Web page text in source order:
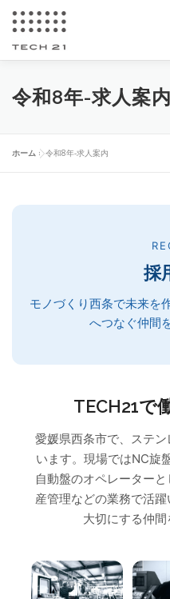
加工紹介 会社情報
求人案内
令和8年-求人案内
ホーム »令和8年-求人案内
採
モノづくり西条で未来を作
へつなぐ仲間
TECH21で
愛媛県西条市で、ステ
います。現場ではNC旋
自動盤のオペレーター
産管理などの業務で活
大切にする仲間